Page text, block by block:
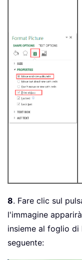
8. Fare clic sul
l'immagine
insieme al foglio
seguente: